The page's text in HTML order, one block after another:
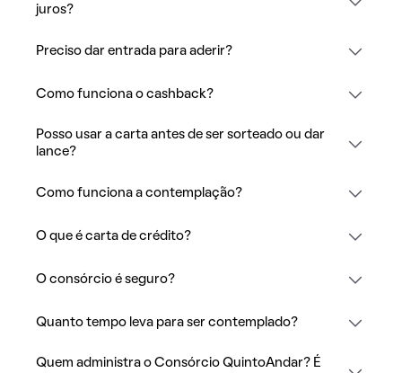
juros?
Preciso dar entrada para aderir?
Como funciona o cashback?
Posso usar a carta antes de ser sorteado ou dar
lance?
Como funciona a contemplação?
O que é carta de crédito?
O consórcio é seguro?
Quanto tempo leva para ser contemplado?
Quem administra o Consórcio QuintoAndar? É